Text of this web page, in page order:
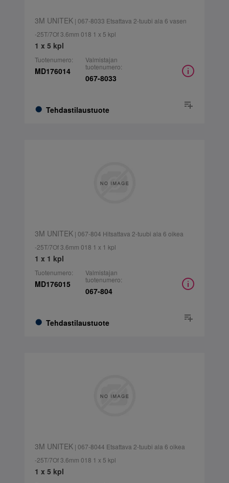
3M UNITEK| 067-8033 Etsattava 2-tuubi ala 6 vasen
-25T/7Of 3.6mm 018 1 x 5 kpl
1 x 5 kpl
Tuotenumero:
MD176014
Tehdastilaustuote
Valmistajan
tuotenumero:
067-8033
3M UNITEK| 067-804 Hitsattava 2-tuubi ala 6 oikea
-25T/7Of 3.6mm 018 1 x 1 kpl
1 x 1 kpl
Tuotenumero:
MD176015
Tehdastilaustuote
Valmistajan
tuotenumero:
067-804
3M UNITEK| 067-8044 Etsattava 2-tuubi ala 6 oikea
-25T/7Of 3.6mm 018 1 x 5 kpl
1 x 5 kpl